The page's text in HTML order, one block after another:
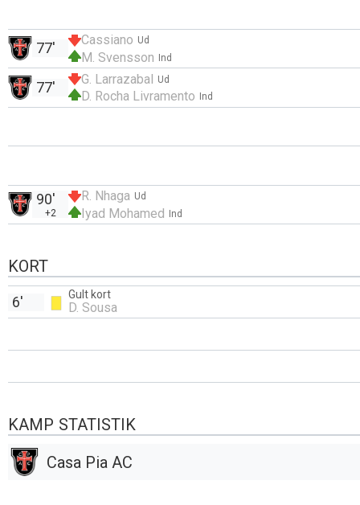
Ud
Cassiano
Ind
M. Svensson
77'
Ud
G. Larrazabal
Ind
D. Rocha Livramento
77'
Ud
R. Nhaga
Ind
Iyad Mohamed
90'
+2
KORT
Gult kort
D. Sousa
6'
KAMP STATISTIK
Casa Pia AC